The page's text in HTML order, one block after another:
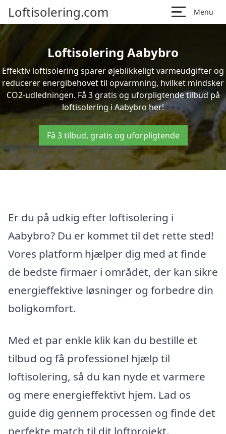
Loftisolering.com Menu
Loftisolering Aabybro
Effektiv loftisolering sparer øjeblikkeligt varmeudgifter og
reducerer energibehovet til opvarmning, hvilket mindsker
CO2-udledningen. Få 3 gratis og uforpligtende tilbud på
loftisolering i Aabybro her!
Få 3 tilbud, gratis og uforpligtende
Er du på udkig efter loftisolering i
Aabybro? Du er kommet til det rette sted!
Vores platform hjælper dig med at finde
de bedste firmaer i området, der kan sikre
energieffektive løsninger og forbedre din
boligkomfort.
Med et par enkle klik kan du bestille et
tilbud og få professionel hjælp til
loftisolering, så du kan nyde et varmere
og mere energieffektivt hjem. Lad os
guide dig gennem processen og finde det